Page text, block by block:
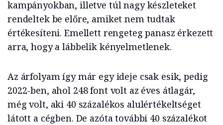
kampányokban, illetve túl nagy készleteket
rendeltek be előre, amiket nem tudtak
értékesíteni. Emellett rengeteg panasz érkezett
arra, hogy a lábbelik kényelmetlenek.
Az árfolyam így már egy ideje csak esik, pedig
2022-ben, ahol 248 font volt az éves átlagár,
még volt, aki 40 százalékos alulértékeltséget
látott a cégben. De azóta további 40 százalékot